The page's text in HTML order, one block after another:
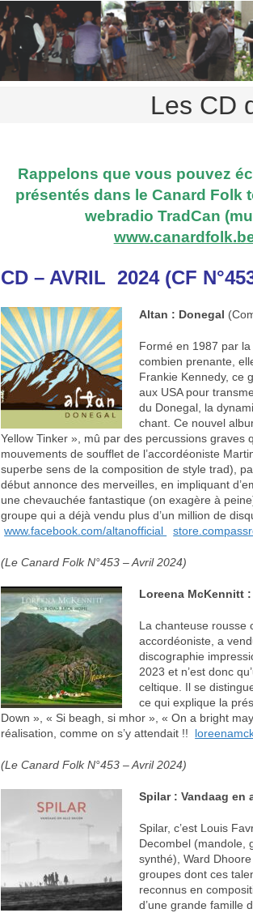
Les CD
Rappelons que vous pouvez
présentés dans le Canard Folk
webradio TradCan
CD – AVRIL 2024 (CF
Altan : Donegal
Formé en 1987 par
combien prenante,
Frankie Kennedy, ce
aux USA pour
du Donegal, la
chant. Ce nouvel
Yellow Tinker », mû par des percussions
mouvements de soufflet de l’accordéoniste
superbe sens de la composition de style trad),
début annonce des merveilles, en impliquant
une chevauchée fantastique (on exagère à
groupe qui a déjà vendu plus d’un million de
www.facebook.com/altanofficial
(Le Canard Folk N°453 – Avril 2024)
Loreena McKennitt
La chanteuse rousse
accordéoniste, a
discographie
2023 et n’est donc
celtique. Il se
ce qui explique la
Down », « Si beagh, si mhor », « On a bright
réalisation, comme on s’y attendait !!
(Le Canard Folk N°453 – Avril 2024)
Spilar : Vandaag en
Spilar, c’est Louis
Decombel (mandole,
synthé), Ward
groupes dont ces
reconnus en
d’une grande famille